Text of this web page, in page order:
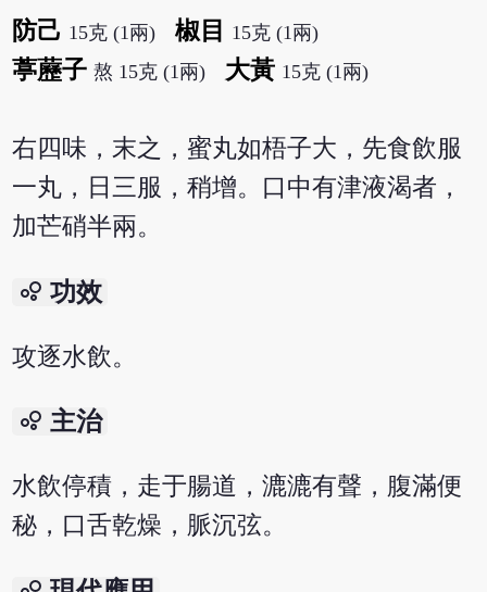
防己 15克 (1兩) 椒目 15克 (1兩)
葶藶子 熬 15克 (1兩) 大黃 15克 (1兩)
右四味，末之，蜜丸如梧子大，先食飲服
一丸，日三服，稍增。口中有津液渴者，
加芒硝半兩。
bubble_chart 功效
攻逐水飲。
bubble_chart 主治
水飲停積，走于腸道，漉漉有聲，腹滿便
秘，口舌乾燥，脈沉弦。